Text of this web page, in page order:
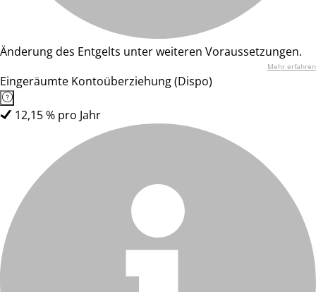
Änderung des Entgelts unter weiteren Voraussetzungen.
Mehr erfahren
Eingeräumte Kontoüberziehung (Dispo)
12,15 % pro Jahr